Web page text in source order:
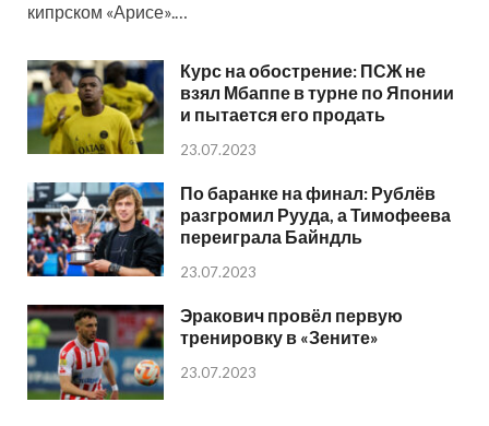
кипрском «Арисе».…
Курс на обострение: ПСЖ не
взял Мбаппе в турне по Японии
и пытается его продать
23.07.2023
По баранке на финал: Рублёв
разгромил Рууда, а Тимофеева
переиграла Байндль
23.07.2023
Эракович провёл первую
тренировку в «Зените»
23.07.2023